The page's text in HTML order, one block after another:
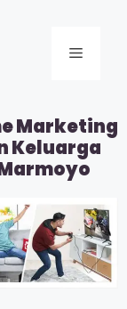
Marketing
Keluarga